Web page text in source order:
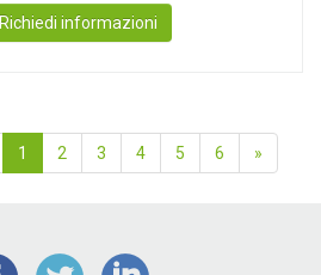
Richiedi informazioni
1 2 3 4 5 6 »